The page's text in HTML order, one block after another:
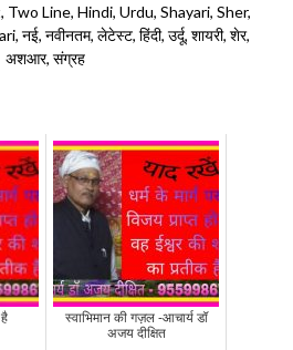
Line, Hindi, Urdu, Shayari, Sher,
नवीनतम, लेटेस्ट, हिंदी, उर्दू, शायरी, शेर,
अशआर, संग्रह
स्वाभिमान की गज़ल -आचार्य डॉ
अजय दीक्षित